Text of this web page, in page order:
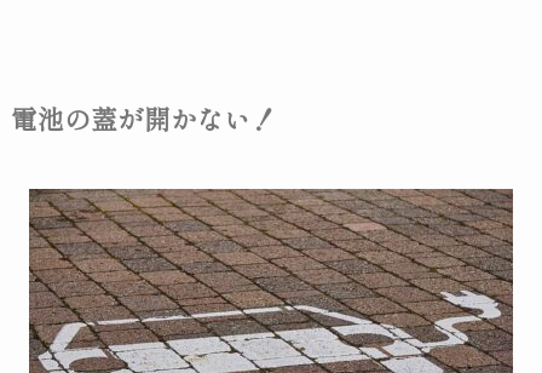
電池の蓋が開かない！